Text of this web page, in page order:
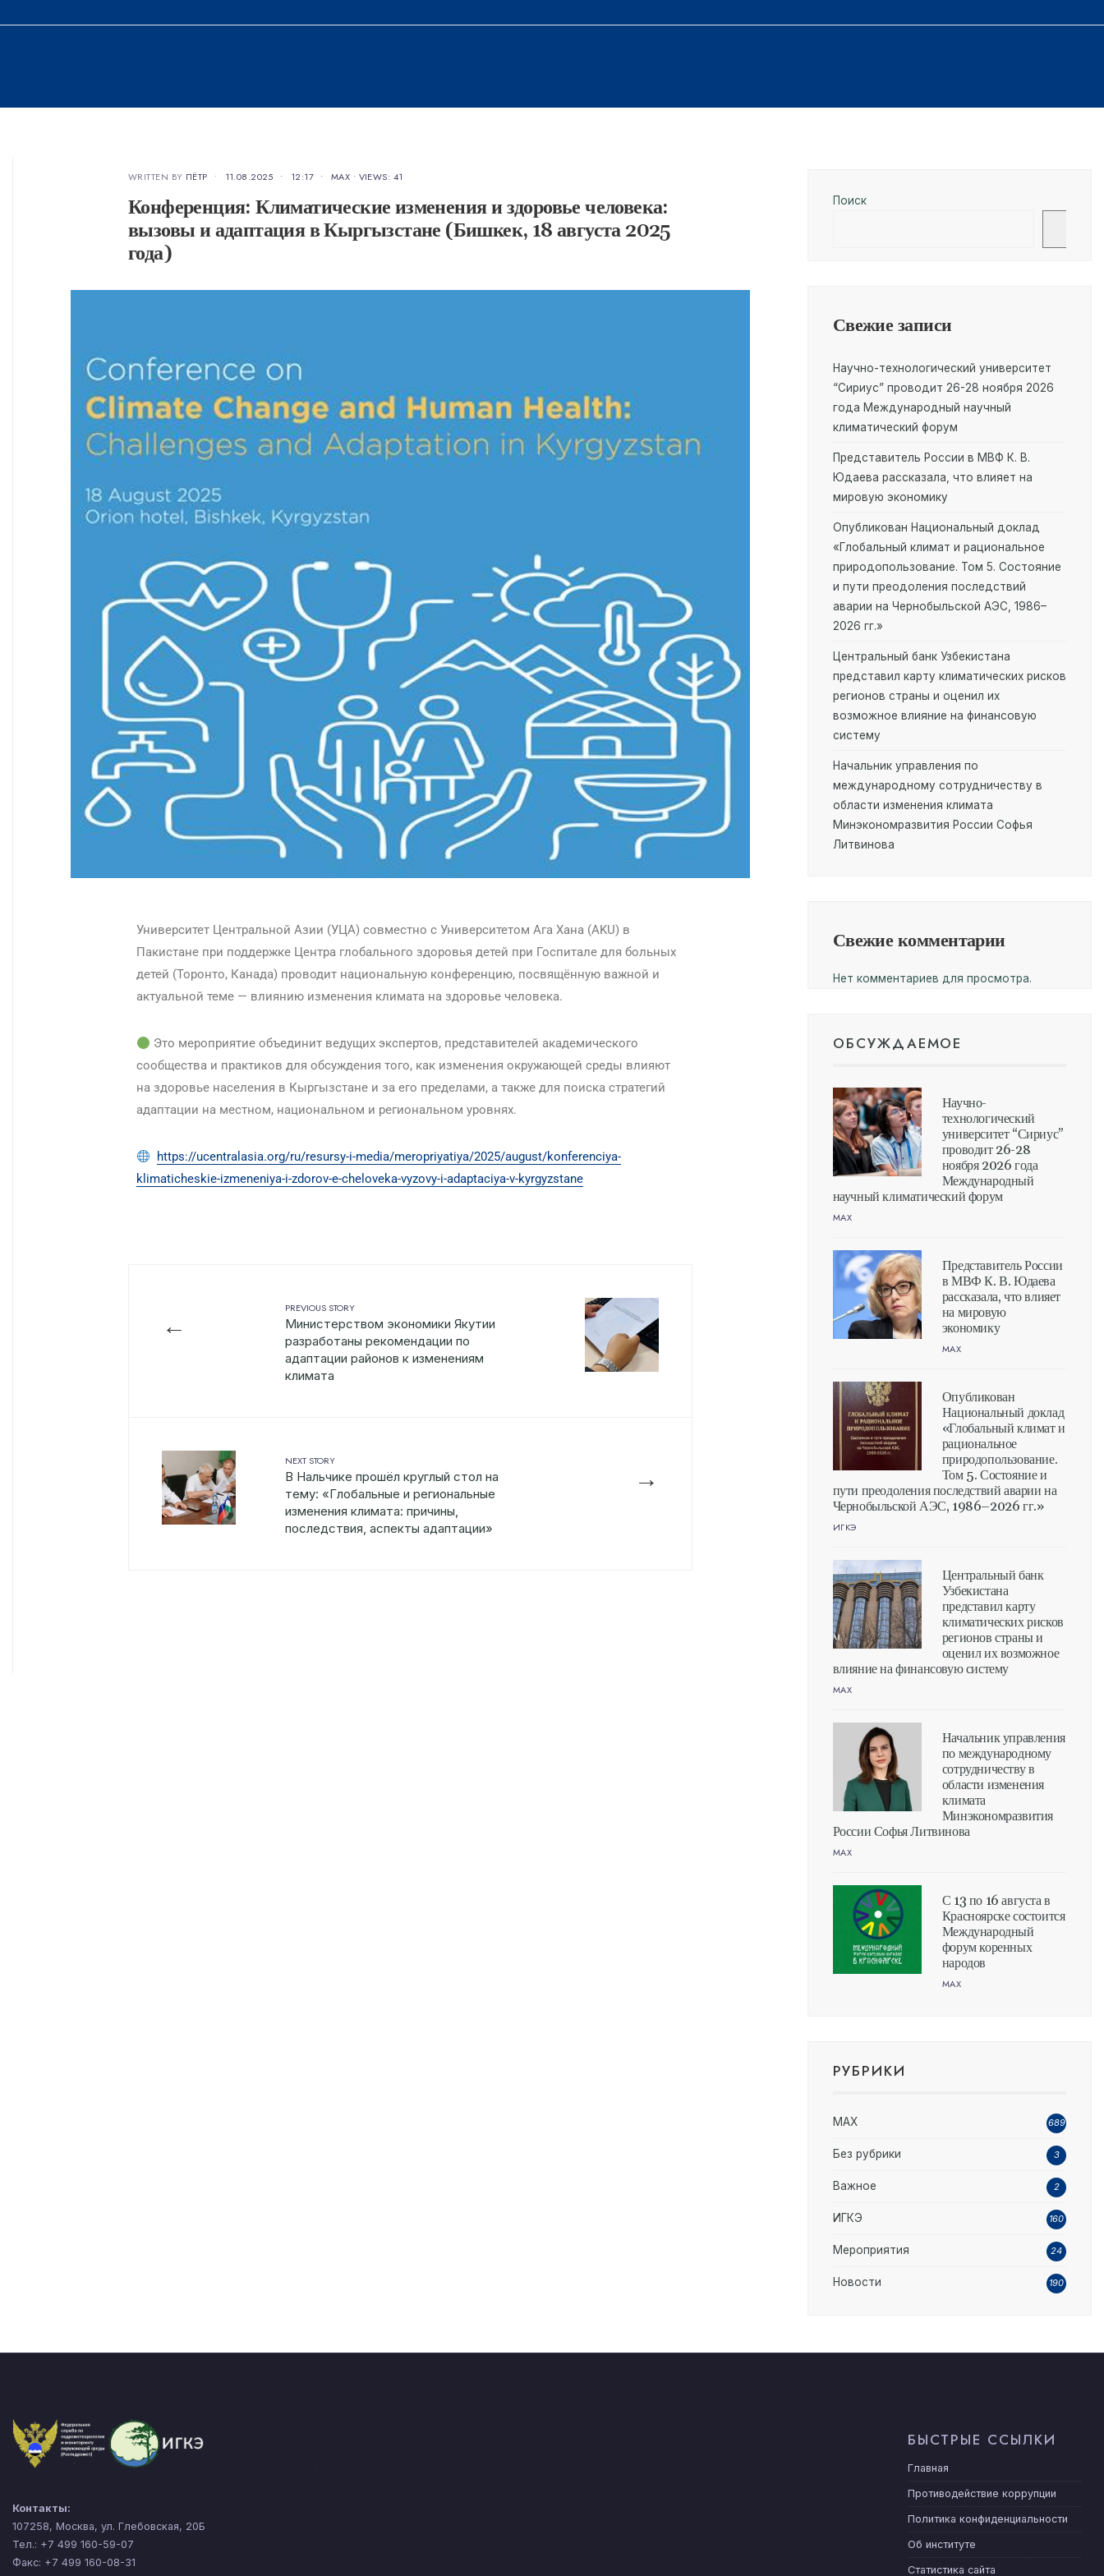
WRITTEN BY ПЁТР • 11.08.2025 • 12:17 • MAX • VIEWS: 41
Конференция: Климатические изменения и здоровье человека:
вызовы и адаптация в Кыргызстане (Бишкек, 18 августа 2025
года)
Университет Центральной Азии (УЦА) совместно с Университетом Ага Хана (AKU) в
Пакистане при поддержке Центра глобального здоровья детей при Госпитале для больных
детей (Торонто, Канада) проводит национальную конференцию, посвящённую важной и
актуальной теме — влиянию изменения климата на здоровье человека.
Это мероприятие объединит ведущих экспертов, представителей академического
сообщества и практиков для обсуждения того, как изменения окружающей среды влияют
на здоровье населения в Кыргызстане и за его пределами, а также для поиска стратегий
адаптации на местном, национальном и региональном уровнях.
https://ucentralasia.org/ru/resursy-i-media/meropriyatiya/2025/august/konferenciya-
klimaticheskie-izmeneniya-i-zdorov-e-cheloveka-vyzovy-i-adaptaciya-v-kyrgyzstane
←
PREVIOUS STORY
Министерством экономики Якутии
разработаны рекомендации по
адаптации районов к изменениям
климата
→
NEXT STORY
В Нальчике прошёл круглый стол на
тему: «Глобальные и региональные
изменения климата: причины,
последствия, аспекты адаптации»
Поиск
Свежие записи
Научно-технологический университет
“Сириус” проводит 26-28 ноября 2026
года Международный научный
климатический форум
Представитель России в МВФ К. В.
Юдаева рассказала, что влияет на
мировую экономику
Опубликован Национальный доклад
«Глобальный климат и рациональное
природопользование. Том 5. Состояние
и пути преодоления последствий
аварии на Чернобыльской АЭС, 1986–
2026 гг.»
Центральный банк Узбекистана
представил карту климатических рисков
регионов страны и оценил их
возможное влияние на финансовую
систему
Начальник управления по
международному сотрудничеству в
области изменения климата
Минэкономразвития России Софья
Литвинова
Свежие комментарии
Нет комментариев для просмотра.
ОБСУЖДАЕМОЕ
Научно-
технологический
университет “Сириус”
проводит 26-28
ноября 2026 года
Международный
научный климатический форум
MAX
Представитель России
в МВФ К. В. Юдаева
рассказала, что влияет
на мировую
экономику
MAX
Опубликован
Национальный доклад
«Глобальный климат и
рациональное
природопользование.
Том 5. Состояние и
пути преодоления последствий аварии на
Чернобыльской АЭС, 1986–2026 гг.»
ИГКЭ
Центральный банк
Узбекистана
представил карту
климатических рисков
регионов страны и
оценил их возможное
влияние на финансовую систему
MAX
Начальник управления
по международному
сотрудничеству в
области изменения
климата
Минэкономразвития
России Софья Литвинова
MAX
С 13 по 16 августа в
Красноярске состоится
Международный
форум коренных
народов
MAX
РУБРИКИ
MAX 689
Без рубрики 3
Важное 2
ИГКЭ 160
Мероприятия 24
Новости 190
Контакты:
107258, Москва, ул. Глебовская, 20Б
Тел.: +7 499 160-59-07
Факс: +7 499 160-08-31
БЫСТРЫЕ ССЫЛКИ
Главная
Противодействие коррупции
Политика конфиденциальности
Об институте
Статистика сайта